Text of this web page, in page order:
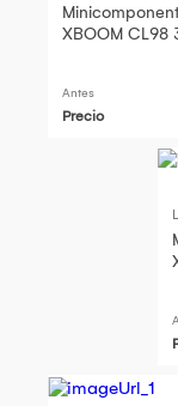
XBOOM CL98
Antes
Precio